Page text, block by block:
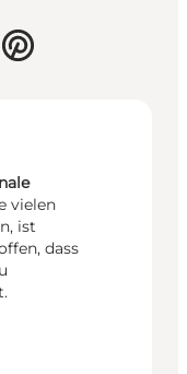
vielen
ist
dass